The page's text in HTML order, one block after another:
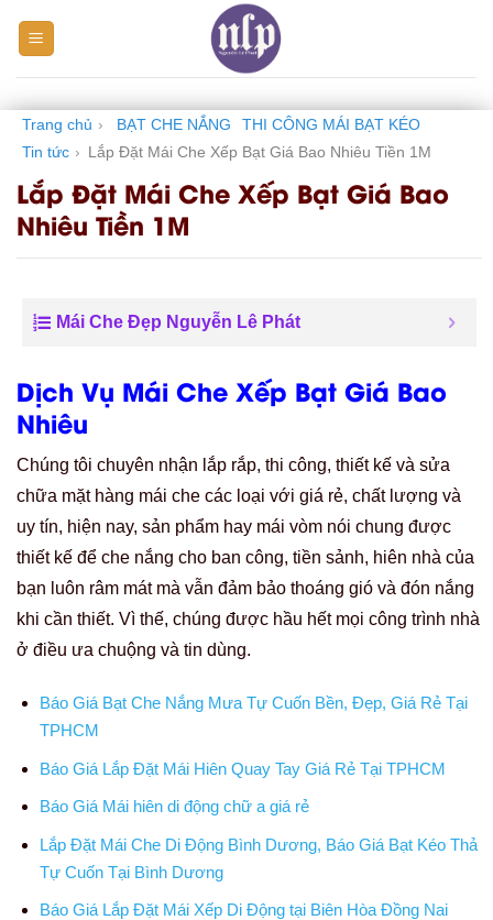
Trang chủ › BẠT CHE NẮNG
THI CÔNG MÁI BẠT KÉO
Tin tức › Lắp Đặt Mái Che Xếp Bạt Giá Bao Nhiêu Tiền 1M
Lắp Đặt Mái Che Xếp Bạt Giá Bao
Nhiêu Tiền 1M
Mái Che Đẹp Nguyễn Lê Phát
Dịch Vụ Mái Che Xếp Bạt Giá Bao
Nhiêu
Chúng tôi chuyên nhận lắp rắp, thi công, thiết kế và sửa
chữa mặt hàng mái che các loại với giá rẻ, chất lượng và
uy tín, hiện nay, sản phẩm hay mái vòm nói chung được
thiết kế để che nắng cho ban công, tiền sảnh, hiên nhà của
bạn luôn râm mát mà vẫn đảm bảo thoáng gió và đón nắng
khi cần thiết. Vì thế, chúng được hầu hết mọi công trình nhà
ở điều ưa chuộng và tin dùng.
Báo Giá Bạt Che Nắng Mưa Tự Cuốn Bền, Đẹp, Giá Rẻ Tại
TPHCM
Báo Giá Lắp Đặt Mái Hiên Quay Tay Giá Rẻ Tại TPHCM
Báo Giá Mái hiên di động chữ a giá rẻ
Lắp Đặt Mái Che Di Động Bình Dương, Báo Giá Bạt Kéo Thả
Tự Cuốn Tại Bình Dương
Báo Giá Lắp Đặt Mái Xếp Di Động tại Biên Hòa Đồng Nai